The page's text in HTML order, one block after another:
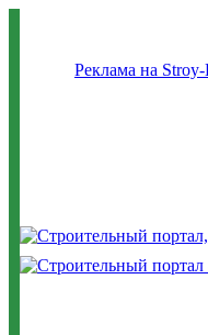
Реклама на